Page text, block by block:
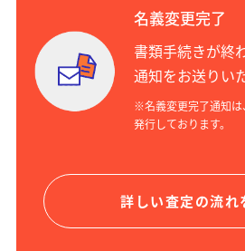
名義変更完了
書類手続きが終
通知をお送りい
※名義変更完了通知は
発行しております。
詳しい査定の流れ